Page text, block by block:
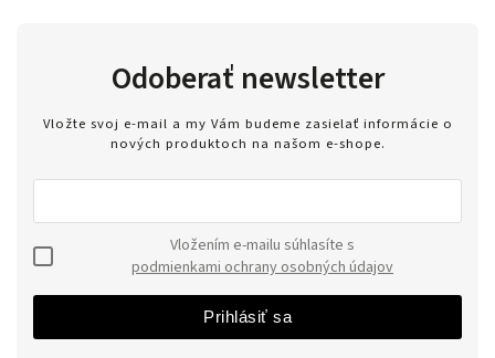
Odoberať newsletter
Vložte svoj e-mail a my Vám budeme zasielať informácie o
nových produktoch na našom e-shope.
podmienkami ochrany osobných údajov
Prihlásiť sa